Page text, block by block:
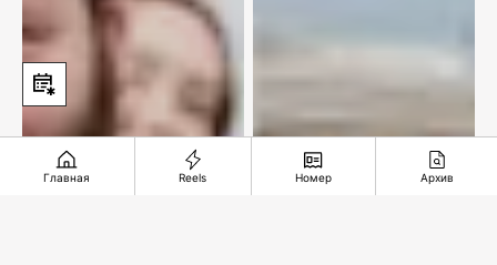
Главная Reels Номер Архив